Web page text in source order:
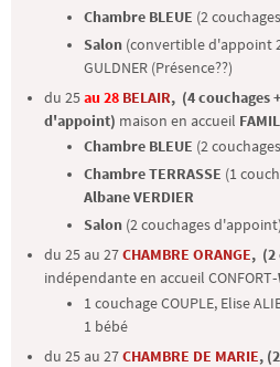
Chambre BLEUE (2
Salon(convertible d'appoint
GULDNER (Présence??)
du 25au 28 BELAIR, (4 couchages
d'appoint) maison en accueil
Chambre BLEUE (2
Chambre TERRASSE (1
Albane VERDIER
Salon(2 couchages
du 25 au 27CHAMBRE ORANGE, (2
indépendante en accueilCONFORT-
1 couchage COUPLE, Elise
1 bébé
du 25 au 27CHAMBRE DE MARIE,